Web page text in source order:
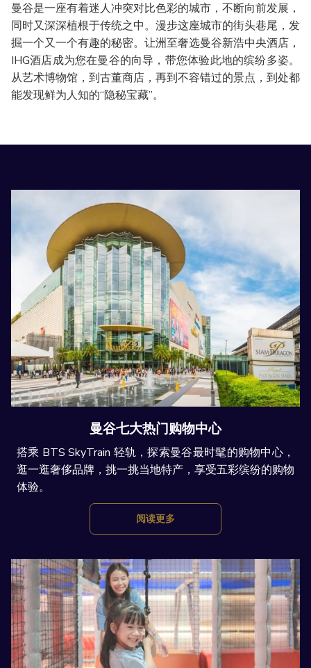
曼谷是一座有着迷人冲突对比色彩的城市，不断向前发展，
同时又深深植根于传统之中。漫步这座城市的街头巷尾，发
掘一个又一个有趣的秘密。让洲至奢选曼谷新浩中央酒店，
IHG酒店成为您在曼谷的向导，带您体验此地的缤纷多姿。
从艺术博物馆，到古董商店，再到不容错过的景点，到处都
能发现鲜为人知的“隐秘宝藏”。
曼谷七大热门购物中心
搭乘 BTS SkyTrain 轻轨，探索曼谷最时髦的购物中心，
逛一逛奢侈品牌，挑一挑当地特产，享受五彩缤纷的购物
体验。
阅读更多